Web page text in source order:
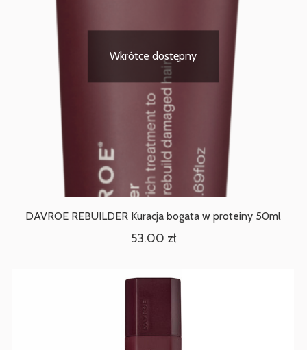
Wkrótce dostępny
DAVROE REBUILDER Kuracja bogata w proteiny 50ml
53.00 zł